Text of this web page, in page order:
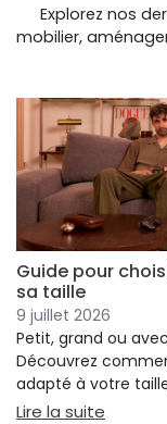
Explorez nos
mobilier,
Guide pour
sa taille
9 juillet 2026
Petit, grand ou
Découvrez
adapté à votre
et à votre confort.
Lire la suite :